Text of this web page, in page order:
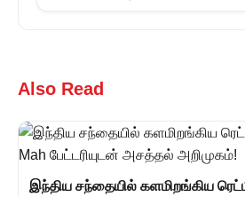
Also Read
இந்திய சந்தையில் களமிறங்கிய